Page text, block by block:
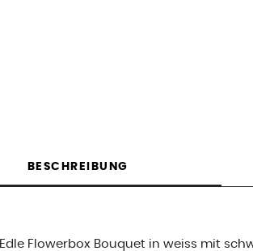
BESCHREIBUNG
Edle Flowerbox Bouquet in weiss mit